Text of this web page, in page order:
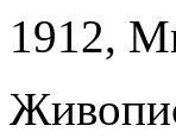
1912,